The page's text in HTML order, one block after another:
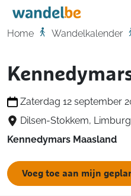
Home
Home Wandelkalender
Zaterdag 12 september
Dilsen-Stokkem, Limburg
Kennedymars Maasland
Voeg toe aan mijn